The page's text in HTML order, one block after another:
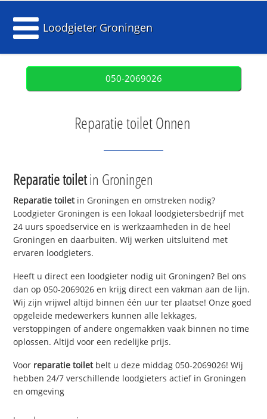
Loodgieter Groningen
050-2069026
Reparatie toilet Onnen
Reparatie toiletin Groningen
Reparatie toiletin Groningen en omstreken nodig?
Loodgieter Groningen is een lokaal loodgietersbedrijf met
24 uurs spoedservice en is werkzaamheden in de heel
Groningen en daarbuiten. Wij werken uitsluitend met
ervaren loodgieters.
Heeft u direct een loodgieter nodig uit Groningen? Bel ons
dan op 050-2069026 en krijg direct een vakman aan de lijn.
Wij zijn vrijwel altijd binnen één uur ter plaatse! Onze goed
opgeleide medewerkers kunnen alle lekkages,
verstoppingen of andere ongemakken vaak binnen no time
oplossen. Altijd voor een redelijke prijs.
Voor reparatie toiletbelt u deze middag 050-2069026! Wij
hebben 24/7 verschillende loodgieters actief in Groningen
en omgeving